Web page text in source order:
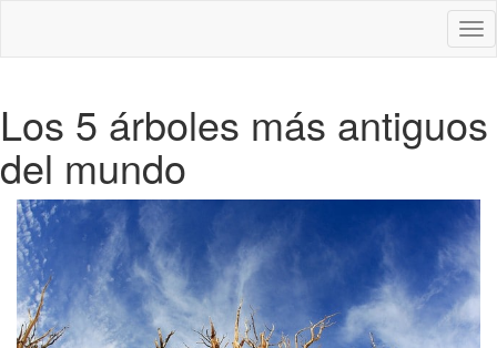
Los 5 árboles más antiguos
del mundo